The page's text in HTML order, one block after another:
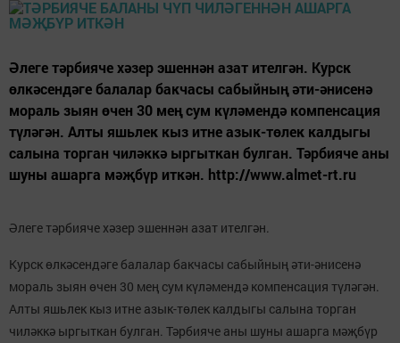
Әлеге тәрбияче хәзер эшеннән азат ителгән. Курск
өлкәсендәге балалар бакчасы сабыйның әти-әнисенә
мораль зыян өчен 30 мең сум күләмендә компенсация
түләгән. Алты яшьлек кыз итне азык-төлек калдыгы
салына торган чиләккә ыргыткан булган. Тәрбияче аны
шуны ашарга мәҗбүр иткән. http://www.almet-rt.ru
Әлеге тәрбияче хәзер эшеннән азат ителгән.
Курск өлкәсендәге балалар бакчасы сабыйның әти-әнисенә
мораль зыян өчен 30 мең сум күләмендә компенсация түләгән.
Алты яшьлек кыз итне азык-төлек калдыгы салына торган
чиләккә ыргыткан булган. Тәрбияче аны шуны ашарга мәҗбүр